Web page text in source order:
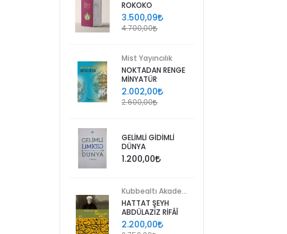
ROKOKO
3.500,09
4.700,00
Mist Yayıncılık
NOKTADAN RENGE
MİNYATÜR
2.002,00
2.600,00
GELİMLİ GİDİMLİ
DÜNYA
1.200,00
HATTAT ŞEYH
ABDÜLAZİZ RİFÂÎ
2.200,00